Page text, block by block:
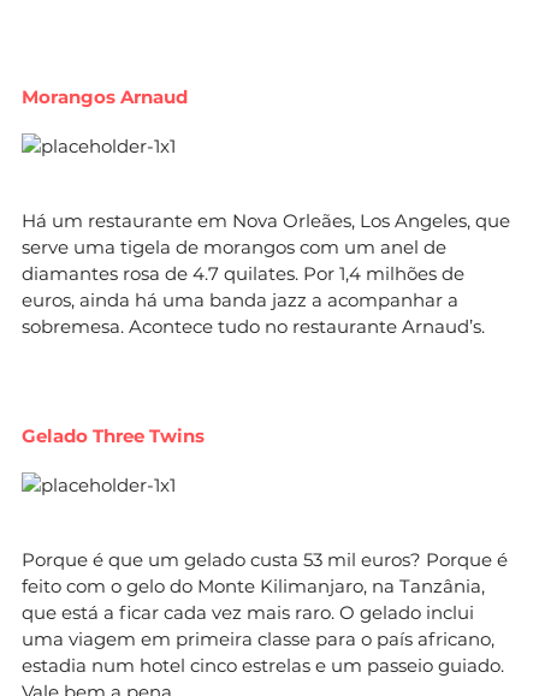
Morangos Arnaud
Há um restaurante em Nova Orleães, Los Angeles, que
serve uma tigela de morangos com um anel de
diamantes rosa de 4.7 quilates. Por 1,4 milhões de
euros, ainda há uma banda jazz a acompanhar a
sobremesa. Acontece tudo no restaurante Arnaud’s.
Gelado Three Twins
Porque é que um gelado custa 53 mil euros? Porque é
feito com o gelo do Monte Kilimanjaro, na Tanzânia,
que está a ficar cada vez mais raro. O gelado inclui
uma viagem em primeira classe para o país africano,
estadia num hotel cinco estrelas e um passeio guiado.
Vale bem a pena.